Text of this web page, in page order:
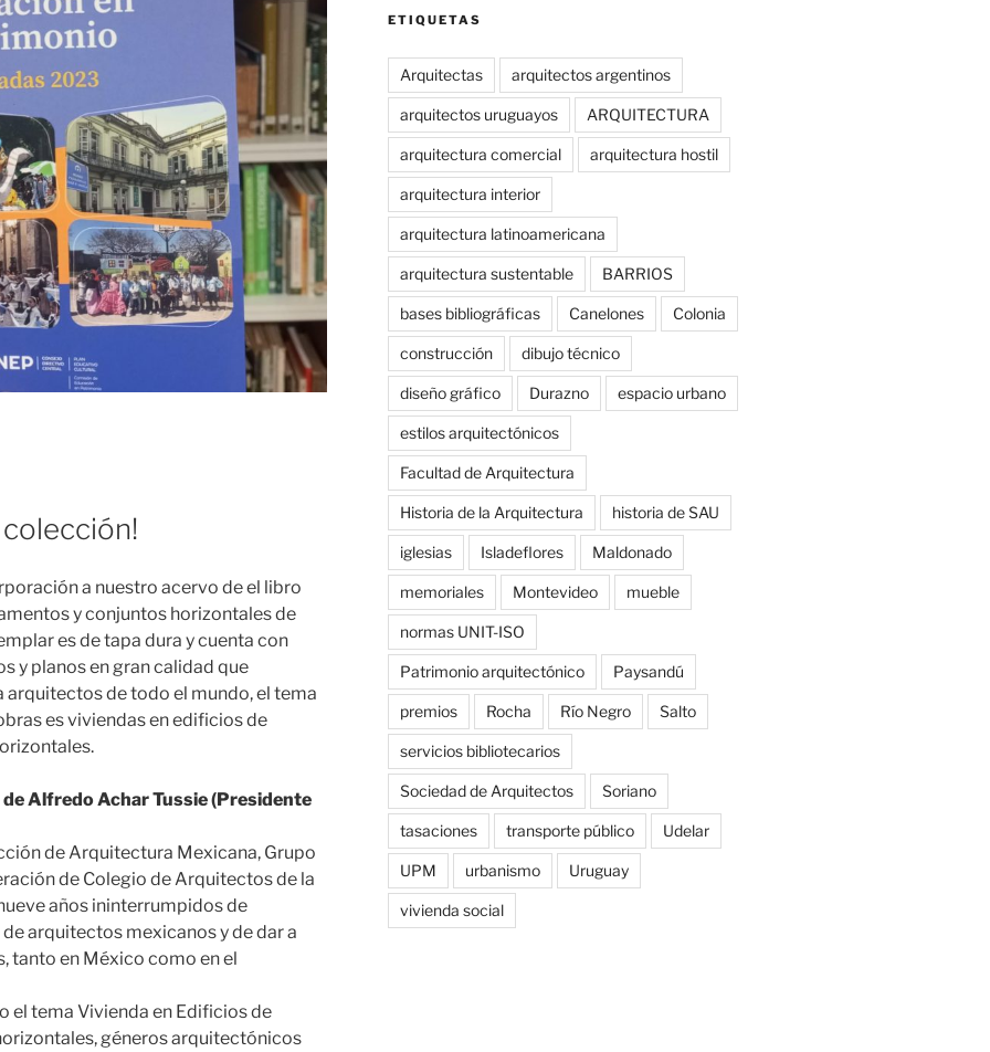
colección!
a nuestro acervo de el libro
y conjuntos horizontales de
es de tapa dura y cuenta con
y planos en gran calidad que
arquitectos de todo el mundo, el tema
es viviendas en edificios de
Alfredo Achar Tussie (Presidente
de Arquitectura Mexicana, Grupo
de Colegio de Arquitectos de la
años ininterrumpidos de
arquitectos mexicanos y de dar a
tanto en México como en el
el tema Vivienda en Edificios de
géneros arquitectónicos
ETIQUETAS
Arquitectas arquitectos argentinos
arquitectos uruguayos ARQUITECTURA
arquitectura comercial arquitectura hostil
arquitectura interior
arquitectura latinoamericana
arquitectura sustentable BARRIOS
bases bibliográficas Canelones Colonia
construcción dibujo técnico
diseño gráfico Durazno espacio urbano
estilos arquitectónicos
Facultad de Arquitectura
Historia de la Arquitectura historia de SAU
iglesias Isladeflores Maldonado
memoriales Montevideo mueble
normas UNIT-ISO
Patrimonio arquitectónico Paysandú
premios Rocha Río Negro Salto
servicios bibliotecarios
Sociedad de Arquitectos Soriano
tasaciones transporte público Udelar
UPM urbanismo Uruguay
vivienda social